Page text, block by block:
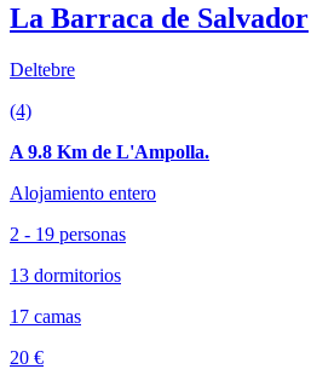
La Barraca de Salvador
Deltebre
(4)
A 9.8 Km de L'Ampolla.
Alojamiento entero
2 - 19 personas
13 dormitorios
17 camas
20 €